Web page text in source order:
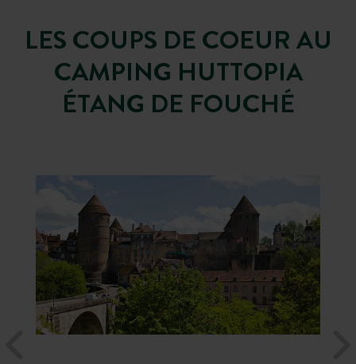
LES COUPS DE COEUR AU
CAMPING HUTTOPIA
ÉTANG DE FOUCHÉ